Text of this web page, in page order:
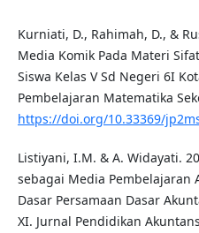
Kurniati, D., Rahimah, D., &
Media Komik Pada Materi
Siswa Kelas V Sd Negeri 6I
Pembelajaran Matematika
https://doi.org/10.33369/
Listiyani, I.M. & A. Widayati.
sebagai Media Pembelajaran
Dasar Persamaan Dasar
XI. Jurnal Pendidikan